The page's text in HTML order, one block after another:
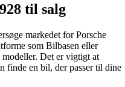
til salg
markedet for Porsche
som Bilbasen eller
Det er vigtigt at
finde en bil, der passer til dine